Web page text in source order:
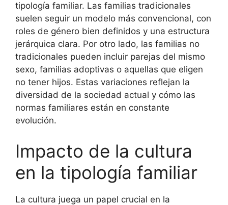
tipología familiar. Las familias tradicionales
suelen seguir un modelo más convencional, con
roles de género bien definidos y una estructura
jerárquica clara. Por otro lado, las familias no
tradicionales pueden incluir parejas del mismo
sexo, familias adoptivas o aquellas que eligen
no tener hijos. Estas variaciones reflejan la
diversidad de la sociedad actual y cómo las
normas familiares están en constante
evolución.
Impacto de la cultura
en la tipología familiar
La cultura juega un papel crucial en la